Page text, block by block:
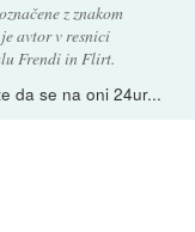
z znakom
avtor v resnici
Frendi in Flirt.
da se na oni 24ur...